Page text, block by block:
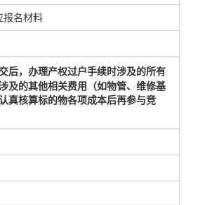
报名材料
后，办理产权过户手续时涉及的所有
及的其他相关费用（如物管、维修基
真核算标的物各项成本后再参与竞